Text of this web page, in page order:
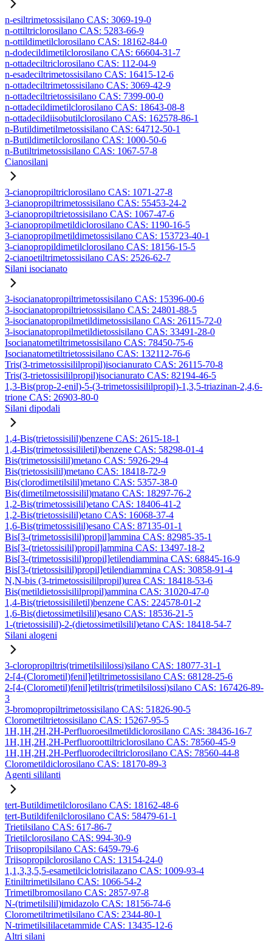
n-esiltrimetossisilano CAS: 3069-19-0
n-ottiltriclorosilano CAS: 5283-66-9
n-ottildimetilclorosilano CAS: 18162-84-0
n-dodecildimetilclorosilano CAS: 66604-31-7
n-ottadeciltriclorosilano CAS: 112-04-9
n-esadeciltrimetossisilano CAS: 16415-12-6
n-ottadeciltrimetossisilano CAS: 3069-42-9
n-ottadeciltrietossisilano CAS: 7399-00-0
n-ottadecildimetilclorosilano CAS: 18643-08-8
n-ottadecildiisobutilclorosilano CAS: 162578-86-1
n-Butildimetilmetossisilano CAS: 64712-50-1
n-Butildimetilclorosilano CAS: 1000-50-6
n-Butiltrimetossisilano CAS: 1067-57-8
Cianosilani
3-cianopropiltriclorosilano CAS: 1071-27-8
3-cianopropiltrimetossisilano CAS: 55453-24-2
3-cianopropiltrietossisilano CAS: 1067-47-6
3-cianopropilmetildiclorosilano CAS: 1190-16-5
3-cianopropilmetildimetossisilano CAS: 153723-40-1
3-cianopropildimetilclorosilano CAS: 18156-15-5
2-cianoetiltrimetossisilano CAS: 2526-62-7
Silani isocianato
3-isocianatopropiltrimetossisilano CAS: 15396-00-6
3-isocianatopropiltrietossisilano CAS: 24801-88-5
3-isocianatopropilmetildimetossisilano CAS: 26115-72-0
3-isocianatopropilmetildietossisilano CAS: 33491-28-0
Isocianatometiltrimetossisilano CAS: 78450-75-6
Isocianatometiltrietossisilano CAS: 132112-76-6
Tris(3-trimetossisililpropil)isocianurato CAS: 26115-70-8
Tris(3-trietossisililpropil)isocianurato CAS: 82194-46-5
1,3-Bis(prop-2-enil)-5-(3-trimetossisililpropil)-1,3,5-triazinan-2,4,6-
trione CAS: 26903-80-0
Silani dipodali
1,4-Bis(trietossisilil)benzene CAS: 2615-18-1
1,4-Bis(trimetossisililetil)benzene CAS: 58298-01-4
Bis(trimetossisilil)metano CAS: 5926-29-4
Bis(trietossisilil)metano CAS: 18418-72-9
Bis(clorodimetilsilil)metano CAS: 5357-38-0
Bis(dimetilmetossisilil)matano CAS: 18297-76-2
1,2-Bis(trimetossisilil)etano CAS: 18406-41-2
1,2-Bis(trietossisilil)etano CAS: 16068-37-4
1,6-Bis(trimetossisilil)esano CAS: 87135-01-1
Bis[3-(trimetossisilil)propil]ammina CAS: 82985-35-1
Bis[3-(trietossisilil)propil]ammina CAS: 13497-18-2
Bis[3-(trimetossisilil)propil]etilendiammina CAS: 68845-16-9
Bis[3-(trietossisilil)propil]etilendiammina CAS: 30858-91-4
N,N-bis (3-trimetossisililpropil)urea CAS: 18418-53-6
Bis(metildietossisililpropil)ammina CAS: 31020-47-0
1,4-Bis(trietossisililetil)benzene CAS: 224578-01-2
1,6-Bis(dietossimetilsilil)esano CAS: 18536-21-5
1-(trietossisilil)-2-(dietossimetilsilil)etano CAS: 18418-54-7
Silani alogeni
3-cloropropiltris(trimetilsililossi)silano CAS: 18077-31-1
2-[4-(Clorometil)fenil]etiltrimetossisilano CAS: 68128-25-6
2-[4-(Clorometil)fenil]etiltris(trimetilsilossi)silano CAS: 167426-89-
3
3-bromopropiltrimetossisilano CAS: 51826-90-5
Clorometiltrietossisilano CAS: 15267-95-5
1H,1H,2H,2H-Perfluoroesilmetildiclorosilano CAS: 38436-16-7
1H,1H,2H,2H-Perfluoroottiltriclorosilano CAS: 78560-45-9
1H,1H,2H,2H-Perfluorodeciltriclorosilano CAS: 78560-44-8
Clorometildiclorosilano CAS: 18170-89-3
Agenti sililanti
tert-Butildimetilclorosilano CAS: 18162-48-6
tert-Butildifenilclorosilano CAS: 58479-61-1
Trietilsilano CAS: 617-86-7
Trietilclorosilano CAS: 994-30-9
Triisopropilsilano CAS: 6459-79-6
Triisopropilclorosilano CAS: 13154-24-0
1,1,3,3,5,5-esametilciclotrisilazano CAS: 1009-93-4
Etiniltrimetilsilano CAS: 1066-54-2
Trimetilbromosilano CAS: 2857-97-8
N-(trimetilsilil)imidazolo CAS: 18156-74-6
Clorometiltrimetilsilano CAS: 2344-80-1
N-trimetilsililacetammide CAS: 13435-12-6
Altri silani